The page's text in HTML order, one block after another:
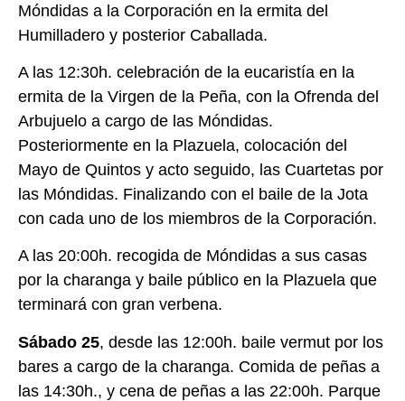
Móndidas a la Corporación en la ermita del
Humilladero y posterior Caballada.
A las 12:30h. celebración de la eucaristía en la
ermita de la Virgen de la Peña, con la Ofrenda del
Arbujuelo a cargo de las Móndidas.
Posteriormente en la Plazuela, colocación del
Mayo de Quintos y acto seguido, las Cuartetas por
las Móndidas. Finalizando con el baile de la Jota
con cada uno de los miembros de la Corporación.
A las 20:00h. recogida de Móndidas a sus casas
por la charanga y baile público en la Plazuela que
terminará con gran verbena.
Sábado 25, desde las 12:00h. baile vermut por los
bares a cargo de la charanga. Comida de peñas a
las 14:30h., y cena de peñas a las 22:00h. Parque